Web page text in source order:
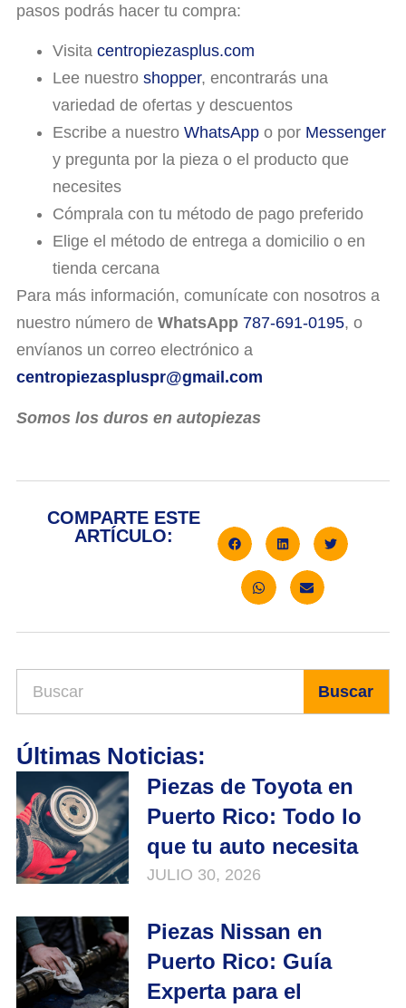
pasos podrás hacer tu compra:
Visita centropiezasplus.com
Lee nuestro shopper, encontrarás una
variedad de ofertas y descuentos
Escribe a nuestro WhatsApp o por Messenger
y pregunta por la pieza o el producto que
necesites
Cómprala con tu método de pago preferido
Elige el método de entrega a domicilio o en
tienda cercana
Para más información, comunícate con nosotros a
nuestro número de WhatsApp 787-691-0195, o
envíanos un correo electrónico a
centropiezaspluspr@gmail.com
Somos los duros en autopiezas
COMPARTE ESTE
ARTÍCULO:
Buscar
Últimas Noticias:
Piezas de Toyota en
Puerto Rico: Todo lo
que tu auto necesita
JULIO 30, 2026
Piezas Nissan en
Puerto Rico: Guía
Experta para el